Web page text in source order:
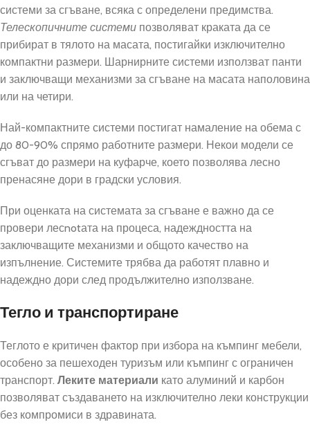
системи за сгъване, всяка с определени предимства.
Телескопичните системи позволяват краката да се
прибират в тялото на масата, постигайки изключително
компактни размери. Шарнирните системи използват панти
и заключващи механизми за сгъване на масата наполовина
или на четири.
Най-компактните системи постигат намаление на обема с
до 80-90% спрямо работните размери. Некои модели се
сгъват до размери на куфарче, което позволява лесно
пренасяне дори в градски условия.
При оценката на системата за сгъване е важно да се
провери лесnotата на процеса, надеждността на
заключващите механизми и общото качество на
изпълнение. Системите трябва да работят плавно и
надеждно дори след продължително използване.
Тегло и транспортиране
Теглото е критичен фактор при избора на къмпинг мебели,
особено за пешеходен туризъм или къмпинг с ограничен
транспорт. Леките материали като алуминий и карбон
позволяват създаването на изключително леки конструкции
без компромиси в здравината.